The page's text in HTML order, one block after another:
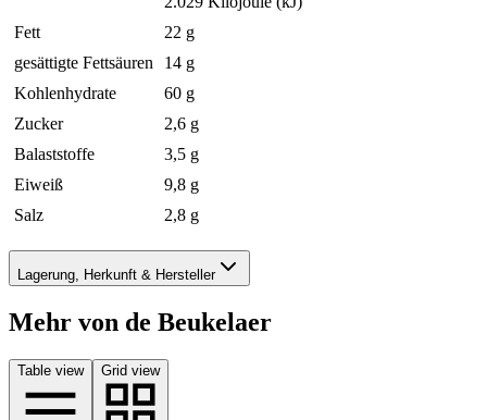
Fett
22 g
gesättigte Fettsäuren
14 g
Kohlenhydrate
60 g
Zucker
2,6 g
Balaststoffe
3,5 g
Eiweiß
9,8 g
Salz
2,8 g
Lagerung, Herkunft & Hersteller
Mehr von de Beukelaer
Table view Grid view